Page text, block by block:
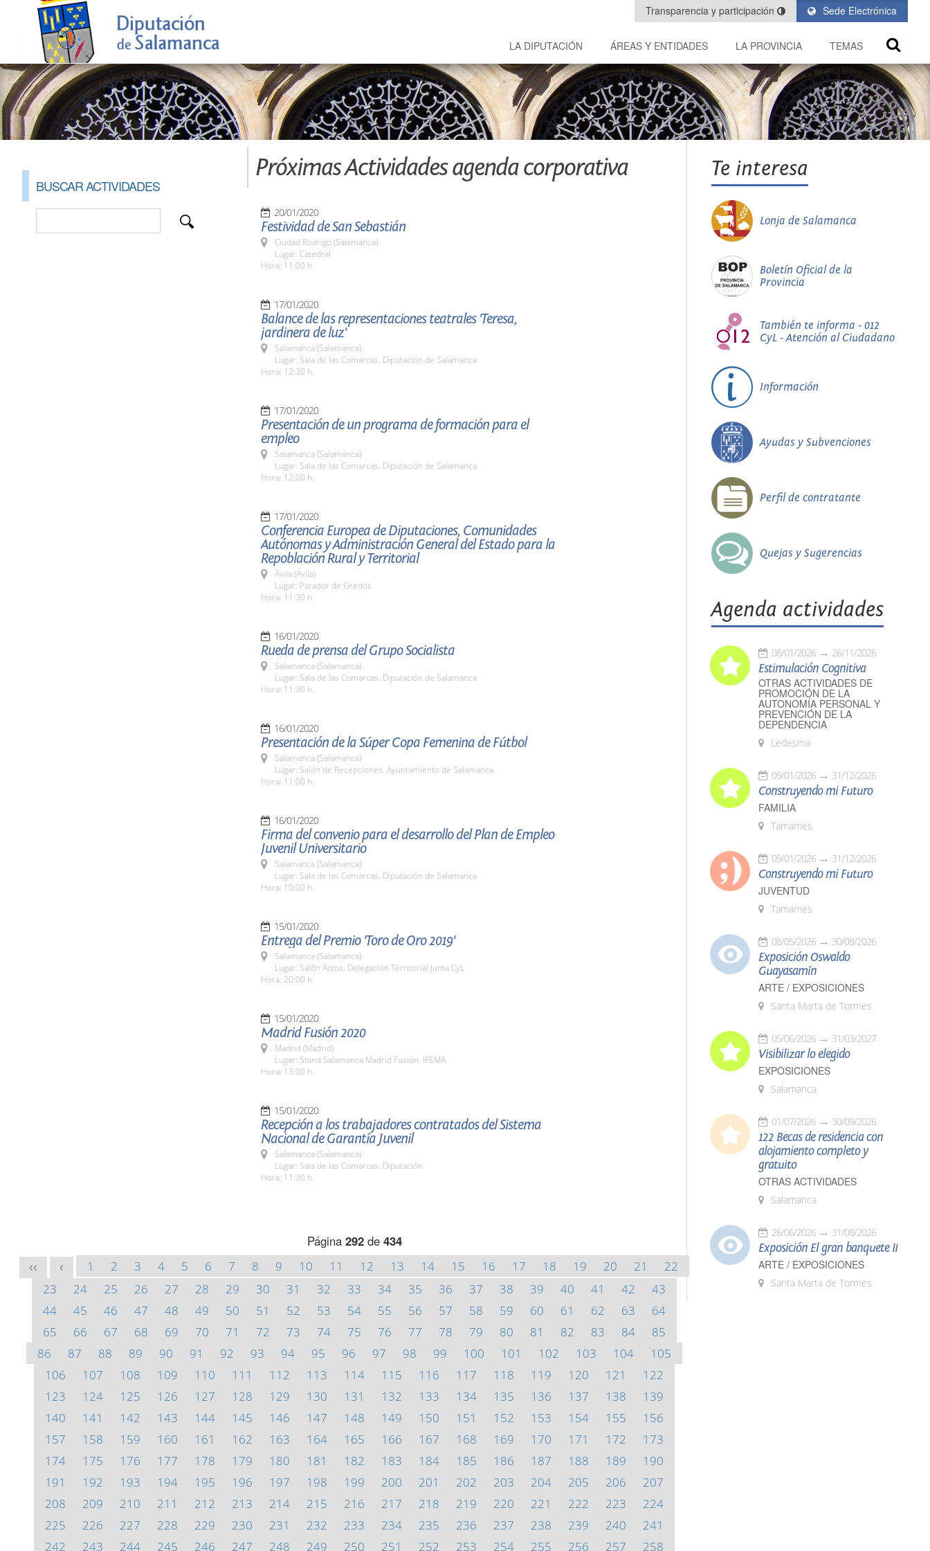
Sede Electrónica
Transparencia y participación
LA DIPUTACIÓN ÁREAS Y ENTIDADES LA PROVINCIA TEMAS
BUSCAR ACTIVIDADES
Próximas Actividades agenda corporativa
20/01/2020
Festividad de San Sebastián
Ciudad Rodrigo (Salamanca)
Lugar: Catedral
Hora: 11:00 h.
17/01/2020
Balance de las representaciones teatrales 'Teresa,
jardinera de luz'
Salamanca (Salamanca)
Lugar: Sala de las Comarcas. Diputación de Salamanca
Hora: 12:30 h.
17/01/2020
Presentación de un programa de formación para el
empleo
Salamanca (Salamanca)
Lugar: Sala de las Comarcas. Diputación de Salamanca
Hora: 12:00 h.
17/01/2020
Conferencia Europea de Diputaciones, Comunidades
Autónomas y Administración General del Estado para la
Repoblación Rural y Territorial
Ávila (Ávila)
Lugar: Parador de Gredos
Hora: 11:30 h.
16/01/2020
Rueda de prensa del Grupo Socialista
Salamanca (Salamanca)
Lugar: Sala de las Comarcas. Diputación de Salamanca
Hora: 11:30 h.
16/01/2020
Presentación de la Súper Copa Femenina de Fútbol
Salamanca (Salamanca)
Lugar: Salón de Recepciones. Ayuntamiento de Salamanca
Hora: 11:00 h.
16/01/2020
Firma del convenio para el desarrollo del Plan de Empleo
Juvenil Universitario
Salamanca (Salamanca)
Lugar: Sala de las Comarcas. Diputación de Salamanca
Hora: 10:00 h.
15/01/2020
Entrega del Premio 'Toro de Oro 2019'
Salamanca (Salamanca)
Lugar: Salón Actos. Delegación Territorial Junta CyL
Hora: 20:00 h.
15/01/2020
Madrid Fusión 2020
Madrid (Madrid)
Lugar: Stand Salamanca Madrid Fusión. IFEMA
Hora: 13:00 h.
15/01/2020
Recepción a los trabajadores contratados del Sistema
Nacional de Garantía Juvenil
Salamanca (Salamanca)
Lugar: Sala de las Comarcas. Diputación
Hora: 11:30 h.
Página 292de 434
<< < 1 2 3 4 5 6 7 8 9 10 11 12 13 14 15 16 17 18 19 20 21
22
23
24 25 26 27 28 29 30 31 32 33 34 35 36 37 38 39 40 41 42
43
44
45 46 47 48 49 50 51 52 53 54 55 56 57 58 59 60 61 62 63
64
65
66 67 68 69 70 71 72 73 74 75 76 77 78 79 80 81 82 83 84
85
86
87 88 89 90 91 92 93 94 95 96 97 98 99 100 101 102 103 104
105
106
107 108 109 110 111 112 113 114 115 116 117 118 119 120 121
122
123
124 125 126 127 128 129 130 131 132 133 134 135 136 137 138
139
140
141 142 143 144 145 146 147 148 149 150 151 152 153 154 155
156
157
158 159 160 161 162 163 164 165 166 167 168 169 170 171 172
173
174
175 176 177 178 179 180 181 182 183 184 185 186 187 188 189
190
191
192 193 194 195 196 197 198 199 200 201 202 203 204 205 206
207
208
209 210 211 212 213 214 215 216 217 218 219 220 221 222 223
224
225
226 227 228 229 230 231 232 233 234 235 236 237 238 239 240
241
242
243 244 245 246 247 248 249 250 251 252 253 254 255 256 257 258
Te interesa
Lonja de Salamanca
Boletín Oficial de la
Provincia
También te informa - 012
CyL - Atención al Ciudadano
Información
Ayudas y Subvenciones
Perfil de contratante
Quejas y Sugerencias
Agenda actividades
08/01/2026 26/11/2026
Estimulación Cognitiva
OTRAS ACTIVIDADES DE
PROMOCIÓN DE LA
AUTONOMÍA PERSONAL Y
PREVENCIÓN DE LA
DEPENDENCIA
Ledesma
09/01/2026 31/12/2026
Construyendo mi Futuro
FAMILIA
Tamames
09/01/2026 31/12/2026
Construyendo mi Futuro
JUVENTUD
Tamames
08/05/2026 30/08/2026
Exposición Oswaldo
Guayasamín
ARTE / EXPOSICIONES
Santa Marta de Tormes
05/06/2026 31/03/2027
Visibilizar lo elegido
EXPOSICIONES
Salamanca
01/07/2026 30/09/2026
122 Becas de residencia con
alojamiento completo y
gratuito
OTRAS ACTIVIDADES
Salamanca
26/06/2026 31/08/2026
Exposición El gran banquete II
ARTE / EXPOSICIONES
Santa Marta de Tormes